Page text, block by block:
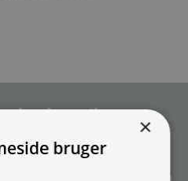
info om nye produkter, tilbud,
udstillinger.
×
bruger